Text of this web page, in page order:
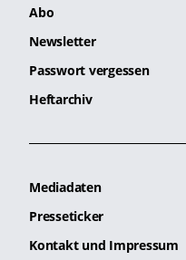
Abo
Newsletter
Passwort vergessen
Heftarchiv
Mediadaten
Presseticker
Kontakt und Impressum